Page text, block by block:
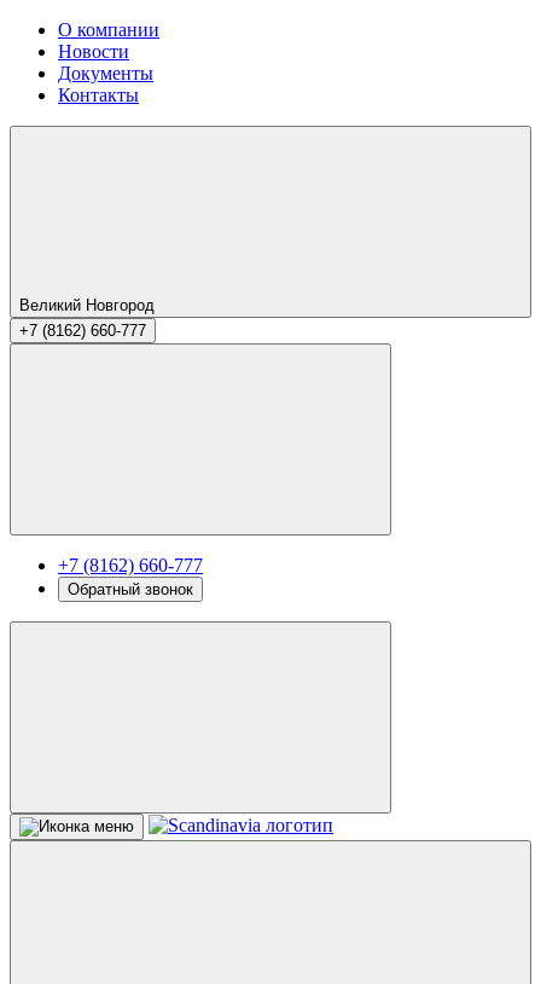
О компании
Новости
Документы
Контакты
Великий Новгород
+7 (8162) 660-777
+7 (8162) 660-777
Обратный звонок